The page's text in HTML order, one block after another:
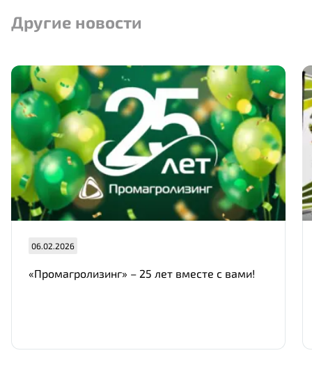
Другие новости
06.02.2026
«Промагролизинг» – 25 лет вместе с вами!
Нам важно Ваше мнение. Здесь Вы